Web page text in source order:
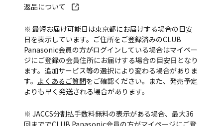
返品について
※ 最短お届け可能日は東京都にお届けする場合の目安
日を表示しています。ご住所をご登録済みのCLUB
Panasonic会員の方がログインしている場合はマイペー
ジにご登録の会員住所にお届けする場合の目安日となり
ます。追加サービス等の選択により変わる場合がありま
す。 よくあるご質問をご確認ください。また、発売予定
よりも早く発送される場合があります。
※ JACCS分割払手数料無料の表示がある場合、最大36
回まででCLUB Panasonic会員の方がマイページにご登